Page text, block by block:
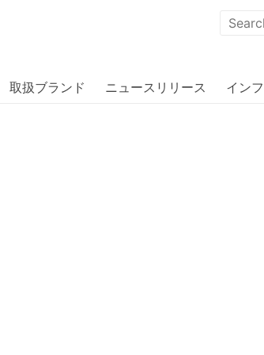
ークな商品」「機能的な商品」「コストパ
取扱ブランド ニュースリリース イン